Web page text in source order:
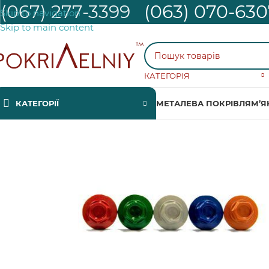
Skip to navigation
Skip to main content
(067) 277-3399 (063) 070-
КАТЕГОРІЯ
КАТЕГОРІЇ МЕТАЛЕВА ПОКРІВЛЯ